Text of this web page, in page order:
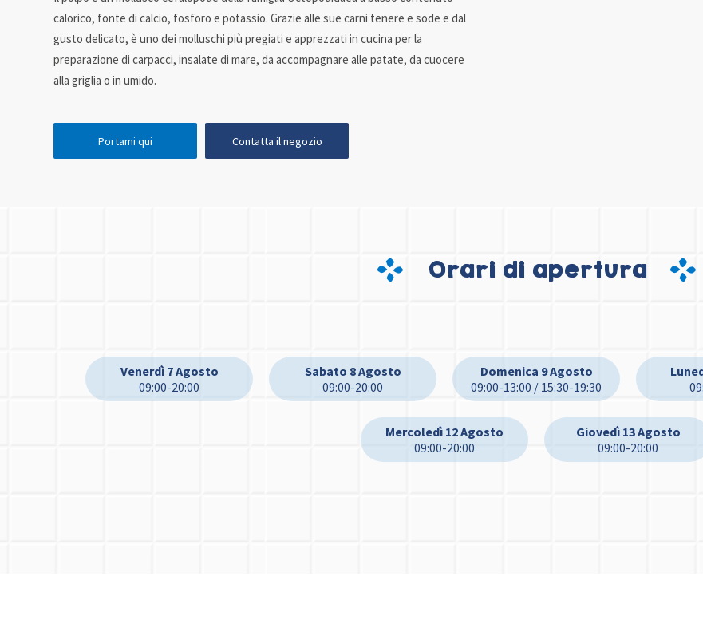
calorico, fonte di calcio, fosforo e potassio. Grazie alle sue carni tenere e sode e dal
gusto delicato, è uno dei molluschi più pregiati e apprezzati in cucina per la
preparazione di carpacci, insalate di mare, da accompagnare alle patate, da cuocere
alla griglia o in umido.
Portami qui Contatta il negozio
Orari di apertura
Venerdì 7 Agosto
09:00-20:00
Sabato 8 Agosto
09:00-20:00
Domenica 9 Agosto
09:00-13:00 / 15:30-19:30
Mercoledì 12 Agosto
09:00-20:00
Giovedì 13 Agosto
09:00-20:00